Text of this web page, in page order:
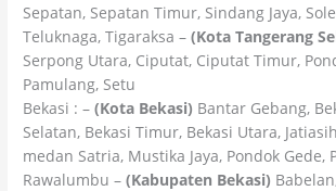
Sepatan, Sepatan Timur, Sindang Jaya,
Teluknaga, Tigaraksa –(Kota Tangerang
Serpong Utara, Ciputat, Ciputat Timur,
Pamulang, Setu
Bekasi : –(Kota Bekasi) Bantar Gebang,
Selatan, Bekasi Timur, Bekasi Utara,
medan Satria, Mustika Jaya, Pondok Gede,
Rawalumbu –(Kabupaten Bekasi)